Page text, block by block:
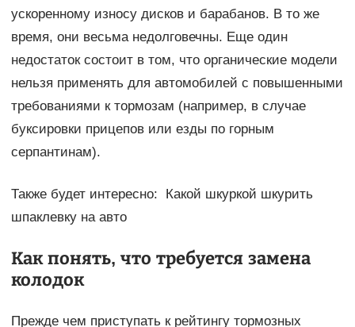
ускоренному износу дисков и барабанов. В то же
время, они весьма недолговечны. Еще один
недостаток состоит в том, что органические модели
нельзя применять для автомобилей с повышенными
требованиями к тормозам (например, в случае
буксировки прицепов или езды по горным
серпантинам).
Также будет интересно: Какой шкуркой шкурить
шпаклевку на авто
Как понять, что требуется замена
колодок
Прежде чем приступать к рейтингу тормозных